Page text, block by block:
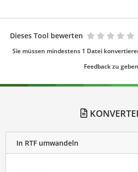
Dieses Tool bewerten
Sie müssen mindestens 1 Datei
Feedback zu geben
In RTF umwandeln